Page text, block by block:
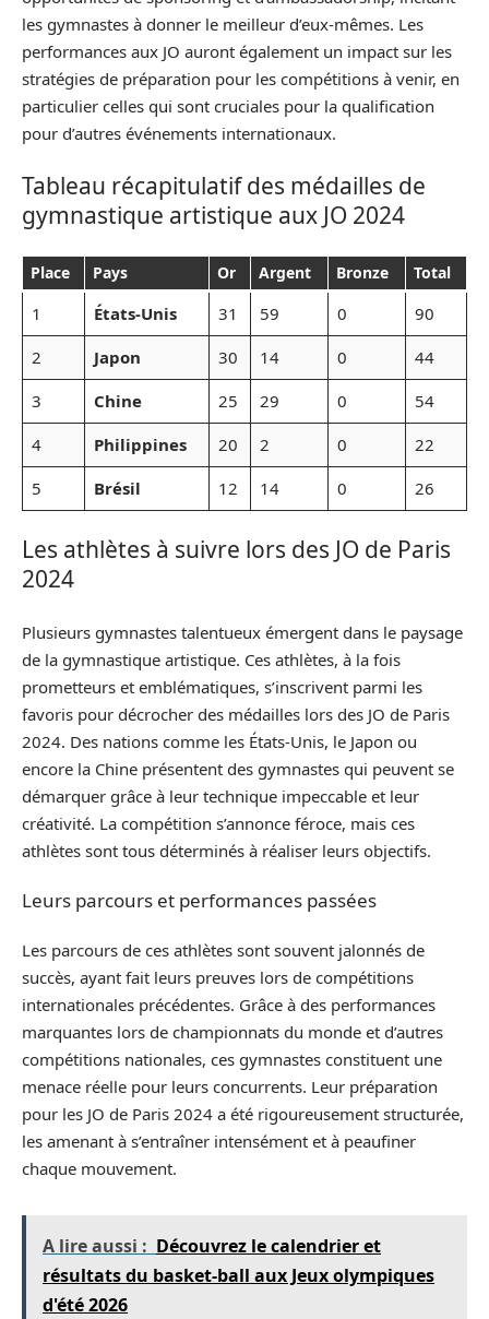
les gymnastes à donner le meilleur d’eux-mêmes. Les
performances aux JO auront également un impact sur les
stratégies de préparation pour les compétitions à venir, en
particulier celles qui sont cruciales pour la qualification
pour d’autres événements internationaux.
Tableau récapitulatif des médailles de
gymnastique artistique aux JO 2024
Place Pays Or Argent Bronze Total
1 États-Unis 31 59 0
90
2
Japon 30 14 0
44
3
Chine 25 29 0
54
4
Philippines 20 2 0
22
5
Brésil 12 14 0 26
Les athlètes à suivre lors des JO de Paris
2024
Plusieurs gymnastes talentueux émergent dans le paysage
de la gymnastique artistique. Ces athlètes, à la fois
prometteurs et emblématiques, s’inscrivent parmi les
favoris pour décrocher des médailles lors des JO de Paris
2024. Des nations comme les États-Unis, le Japon ou
encore la Chine présentent des gymnastes qui peuvent se
démarquer grâce à leur technique impeccable et leur
créativité. La compétition s’annonce féroce, mais ces
athlètes sont tous déterminés à réaliser leurs objectifs.
Leurs parcours et performances passées
Les parcours de ces athlètes sont souvent jalonnés de
succès, ayant fait leurs preuves lors de compétitions
internationales précédentes. Grâce à des performances
marquantes lors de championnats du monde et d’autres
compétitions nationales, ces gymnastes constituent une
menace réelle pour leurs concurrents. Leur préparation
pour les JO de Paris 2024 a été rigoureusement structurée,
les amenant à s’entraîner intensément et à peaufiner
chaque mouvement.
A lire aussi : Découvrez le calendrier et
résultats du basket-ball aux Jeux olympiques
d'été 2026